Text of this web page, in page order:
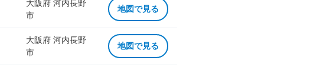
大阪府 河内長野
市
地図で見る
大阪府 河内長野
市
地図で見る